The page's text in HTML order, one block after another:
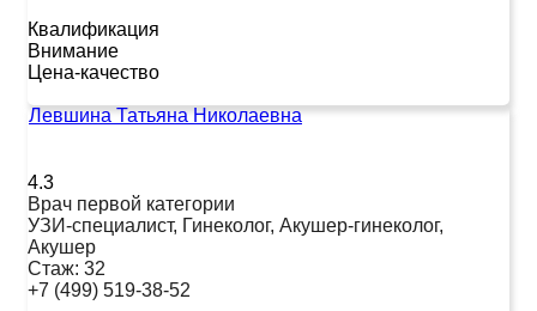
Квалификация
Внимание
Цена-качество
Левшина Татьяна Николаевна
4.3
Врач первой категории
УЗИ-специалист, Гинеколог, Акушер-гинеколог,
Акушер
Стаж: 32
+7 (499) 519-38-52